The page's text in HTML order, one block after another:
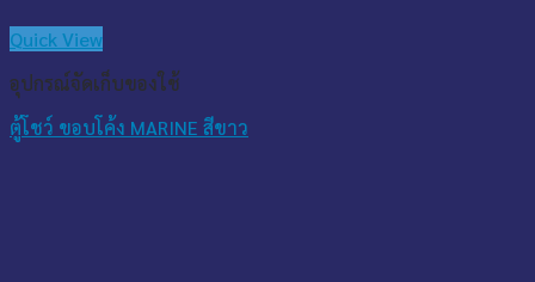
Quick View
อุปกรณ์จัดเก็บของใช้
ตู้โชว์ ขอบโค้ง MARINE สีขาว